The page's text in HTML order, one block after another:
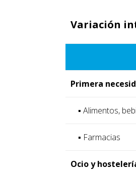
Variación
Primera
▪ Alimentos,
▪ Farmacias
Ocio y